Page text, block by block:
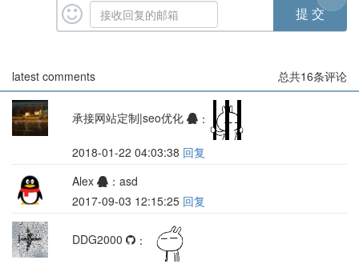
latest comments 总共16条评论
承接网站定制|seo优化 ：
2018-01-22 04:03:38 回复
Alex
：asd
2017-09-03 12:15:25 回复
DDG2000 ：